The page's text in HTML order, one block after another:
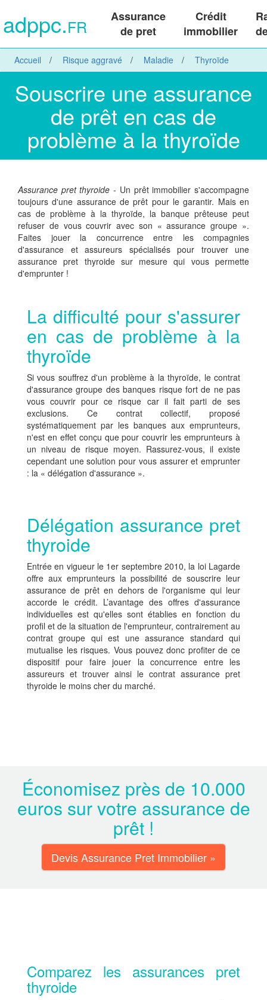
adppc.FR
Assurance
de pret
Crédit
immobilier
Accueil Risque aggravé Maladie Thyroïde
Souscrire une assurance
de prêt en cas de
problème à la thyroïde
Assurance pret thyroide - Un prêt immobilier s'accompagne
toujours d'une assurance de prêt pour le garantir. Mais en
cas de problème à la thyroïde, la banque prêteuse peut
refuser de vous couvrir avec son « assurance groupe ».
Faites jouer la concurrence entre les compagnies
d'assurance et assureurs spécialisés pour trouver une
assurance pret thyroide sur mesure qui vous permette
d'emprunter !
La difficulté pour s'assurer
en cas de problème à la
thyroïde
Si vous souffrez d'un problème à la thyroïde, le contrat
d'assurance groupe des banques risque fort de ne pas
vous couvrir pour ce risque car il fait parti de ses
exclusions. Ce contrat collectif, proposé
systématiquement par les banques aux emprunteurs,
n'est en effet conçu que pour couvrir les emprunteurs à
un niveau de risque moyen. Rassurez-vous, il existe
cependant une solution pour vous assurer et emprunter
: la « délégation d'assurance ».
Délégation assurance pret
thyroide
Entrée en vigueur le 1er septembre 2010, la loi Lagarde
offre aux emprunteurs la possibilité de souscrire leur
assurance de prêt en dehors de l'organisme qui leur
accorde le crédit. L’avantage des offres d'assurance
individuelles est qu'elles sont établies en fonction du
profil et de la situation de l'emprunteur, contrairement au
contrat groupe qui est une assurance standard qui
mutualise les risques. Vous pouvez donc profiter de ce
dispositif pour faire jouer la concurrence entre les
assureurs et trouver ainsi le contrat assurance pret
thyroide le moins cher du marché.
Économisez près de 10.000
euros sur votre assurance de
prêt !
Devis Assurance Pret Immobilier »
Comparez les assurances pret
thyroide